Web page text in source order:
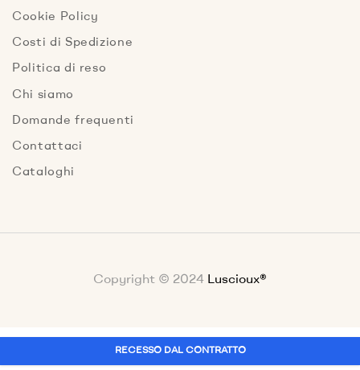
Cookie Policy
Costi di Spedizione
Politica di reso
Chi siamo
Domande frequenti
Contattaci
Cataloghi
Copyright © 2024 Luscioux®
RECESSO DAL CONTRATTO